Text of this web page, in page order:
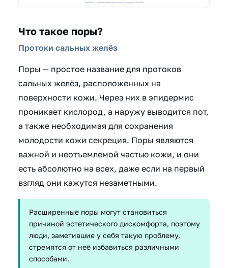
Что такое поры?
Протоки сальных желёз
Поры — простое название для протоков
сальных желёз, расположенных на
поверхности кожи. Через них в эпидермис
проникает кислород, а наружу выводится пот,
а также необходимая для сохранения
молодости кожи секреция. Поры являются
важной и неотъемлемой частью кожи, и они
есть абсолютно на всех, даже если на первый
взгляд они кажутся незаметными.
Расширенные поры могут становиться
причиной эстетического дискомфорта, поэтому
люди, заметившие у себя такую проблему,
стремятся от неё избавиться различными
способами.